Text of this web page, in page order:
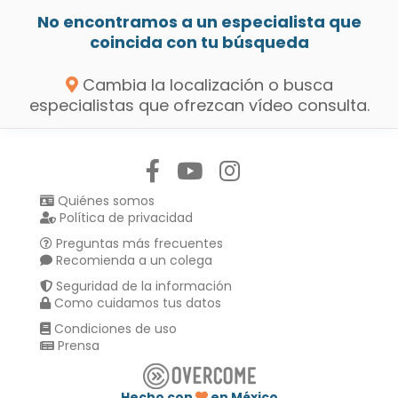
No encontramos a un especialista que
coincida con tu búsqueda
Cambia la localización o busca
especialistas que ofrezcan vídeo consulta.
Quiénes somos
Política de privacidad
Preguntas más frecuentes
Recomienda a un colega
Seguridad de la información
Como cuidamos tus datos
Condiciones de uso
Prensa